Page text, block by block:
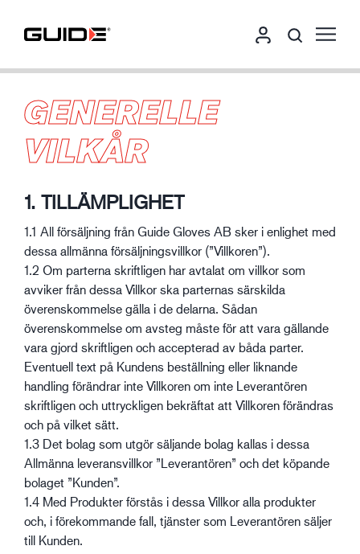
GENERELLE
VILKÅR
1. TILLÄMPLIGHET
1.1 All försäljning från Guide Gloves AB sker i enlighet med
dessa allmänna försäljningsvillkor (”Villkoren”).
1.2 Om parterna skriftligen har avtalat om villkor som
avviker från dessa Villkor ska parternas särskilda
överenskommelse gälla i de delarna. Sådan
överenskommelse om avsteg måste för att vara gällande
vara gjord skriftligen och accepterad av båda parter.
Eventuell text på Kundens beställning eller liknande
handling förändrar inte Villkoren om inte Leverantören
skriftligen och uttryckligen bekräftat att Villkoren förändras
och på vilket sätt.
1.3 Det bolag som utgör säljande bolag kallas i dessa
Allmänna leveransvillkor ”Leverantören” och det köpande
bolaget ”Kunden”.
1.4 Med Produkter förstås i dessa Villkor alla produkter
och, i förekommande fall, tjänster som Leverantören säljer
till Kunden.